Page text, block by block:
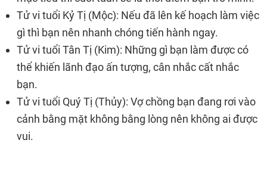
Tử vi tuổi Kỷ Tị (Mộc): Nếu đã lên kế hoạch làm việc
gì thì bạn nên nhanh chóng tiến hành ngay.
Tử vi tuổi Tân Tị (Kim): Những gì bạn làm được có
thể khiến lãnh đạo ấn tượng, cân nhắc cất nhắc
bạn.
Tử vi tuổi Quý Tị (Thủy): Vợ chồng bạn đang rơi vào
cảnh bằng mặt không bằng lòng nên không ai được
vui.